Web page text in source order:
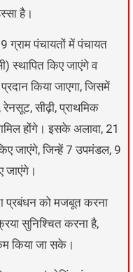
है।
ग्राम पंचायतों में पंचायत
स्थापित किए जाएंगे व
किया जाएगा, जिसमें
सीढ़ी, प्राथमिक
होंगे। इसके अलावा, 21
जाएंगे, जिन्हें 7 उपमंडल, 9
जाएंगे।
प्रबंधन को मजबूत करना
सुनिश्चित करना है,
किया जा सके।